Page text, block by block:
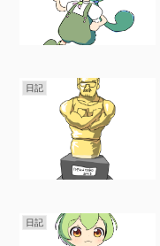
日記
日記